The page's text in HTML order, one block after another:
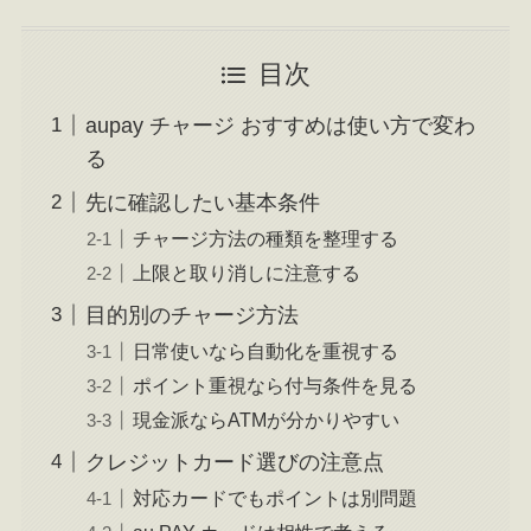
目次
aupay チャージ おすすめは使い方で変わ
る
先に確認したい基本条件
チャージ方法の種類を整理する
上限と取り消しに注意する
目的別のチャージ方法
日常使いなら自動化を重視する
ポイント重視なら付与条件を見る
現金派ならATMが分かりやすい
クレジットカード選びの注意点
対応カードでもポイントは別問題